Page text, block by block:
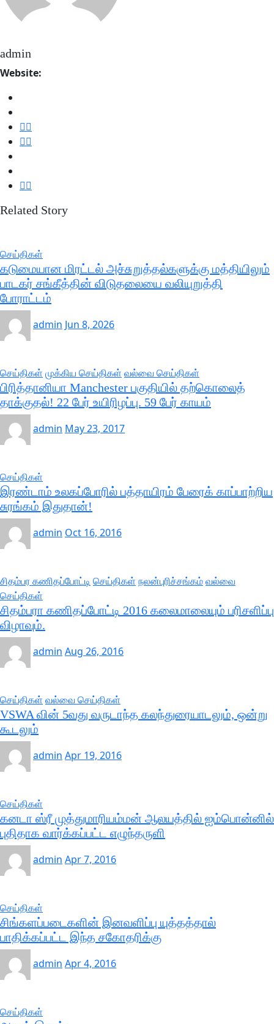
admin
Website:
Related Story
செய்திகள்
கடுமையான மிரட்டல் அச்சுறுத்தல்களுக்கு மத்தியிலும்
பாடகர் சங்கீத்தின் விடுதலையை வலியுறுத்தி
போராட்டம்
admin Jun 8, 2026
செய்திகள் முக்கிய செய்திகள் வல்வை செய்திகள்
பிரித்தானியா Manchester பகுதியில் தற்கொலைத்
தாக்குதல்! 22 பேர் உயிரிழப்பு. 59 பேர் காயம்
admin May 23, 2017
செய்திகள்
இரண்டாம் உலகப்போரில் பத்தாயிரம் பேரைக் காப்பாற்றிய
சுரங்கம் இதுதான்!
admin Oct 16, 2016
சிதம்பர கணிதப்போட்டி செய்திகள் நலன்புரிச்சங்கம்வல்வை
செய்திகள்
சிதம்பரா கணிதப்போட்டி 2016 கலைமாலையும் பரிசளிப்பு
விழாவும்.
admin Aug 26, 2016
செய்திகள் வல்வை செய்திகள்
VSWA வின் 5வது வருடாந்த கலந்துரையாடலும், ஒன்று
கூடலும்
admin Apr 19, 2016
செய்திகள்
கனடா ஸ்ரீ முத்துமாரியம்மன் ஆலயத்தில் ஐம்பொன்னில்
புதிதாக வார்க்கப்பட்ட எழுந்தருளி
admin Apr 7, 2016
செய்திகள்
சிங்களப்படைகளின் இனவளிப்பு யுத்தத்தால்
பாதிக்கப்பட்ட இந்த சகோதரிக்கு
admin Apr 4, 2016
செய்திகள்